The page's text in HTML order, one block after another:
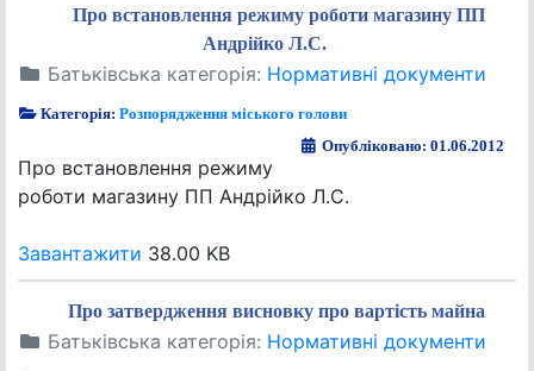
Про встановлення режиму роботи магазину ПП
Андрійко Л.С.
Батьківська категорія: Нормативні документи
Категорія:Розпорядження міського голови
Опубліковано: 01.06.2012
Про встановлення режиму
роботи магазину ПП Андрійко Л.С.
Завантажити 38.00 KB
Про затвердження висновку про вартість майна
Батьківська категорія: Нормативні документи